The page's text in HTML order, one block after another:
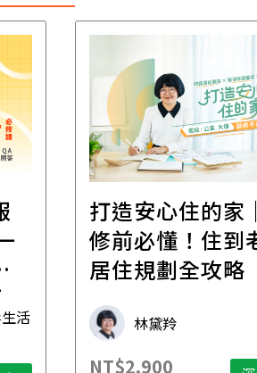
活
打造安心住的家
修前必懂！住到
居住規劃全攻略
林黛羚
NT$2,900